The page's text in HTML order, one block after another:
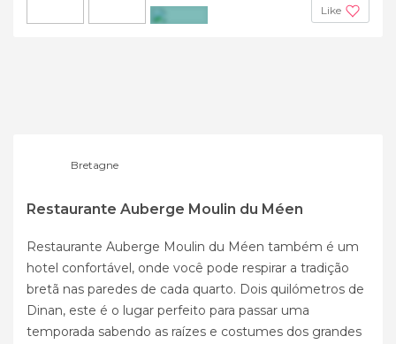
Like
Bretagne
Restaurante Auberge Moulin du Méen
Restaurante Auberge Moulin du Méen também é um
hotel confortável, onde você pode respirar a tradição
bretã nas paredes de cada quarto. Dois quilómetros de
Dinan, este é o lugar perfeito para passar uma
temporada sabendo as raízes e costumes dos grandes